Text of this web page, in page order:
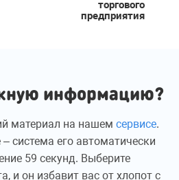
торгового
предприятия
информацию?
материал на нашем сервисе.
система его автоматически
59 секунд. Выберите
и он избавит вас от хлопот с